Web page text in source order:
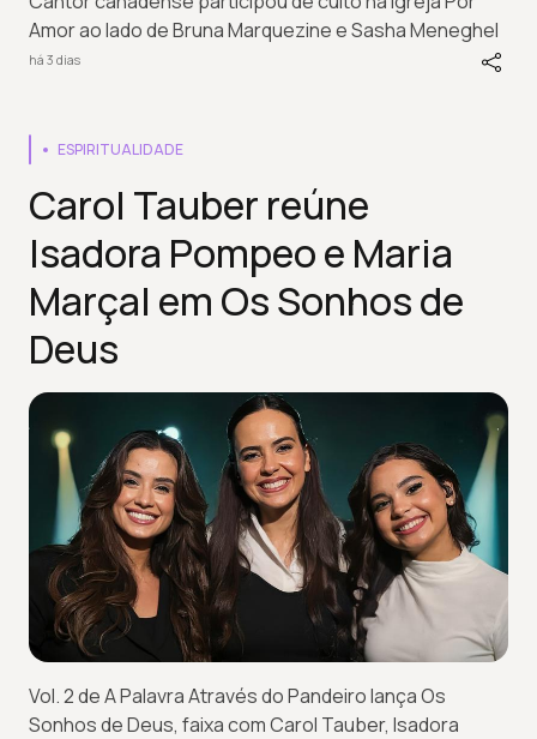
Amor ao lado de Bruna Marquezine e Sasha Meneghel
há 3 dias
ESPIRITUALIDADE
Carol Tauber reúne
Isadora Pompeo e Maria
Marçal em Os Sonhos de
Deus
Vol. 2 de A Palavra Através do Pandeiro lança Os
Sonhos de Deus, faixa com Carol Tauber, Isadora